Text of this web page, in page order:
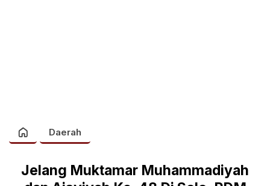
Daerah
Jelang Muktamar Muhammadiyah